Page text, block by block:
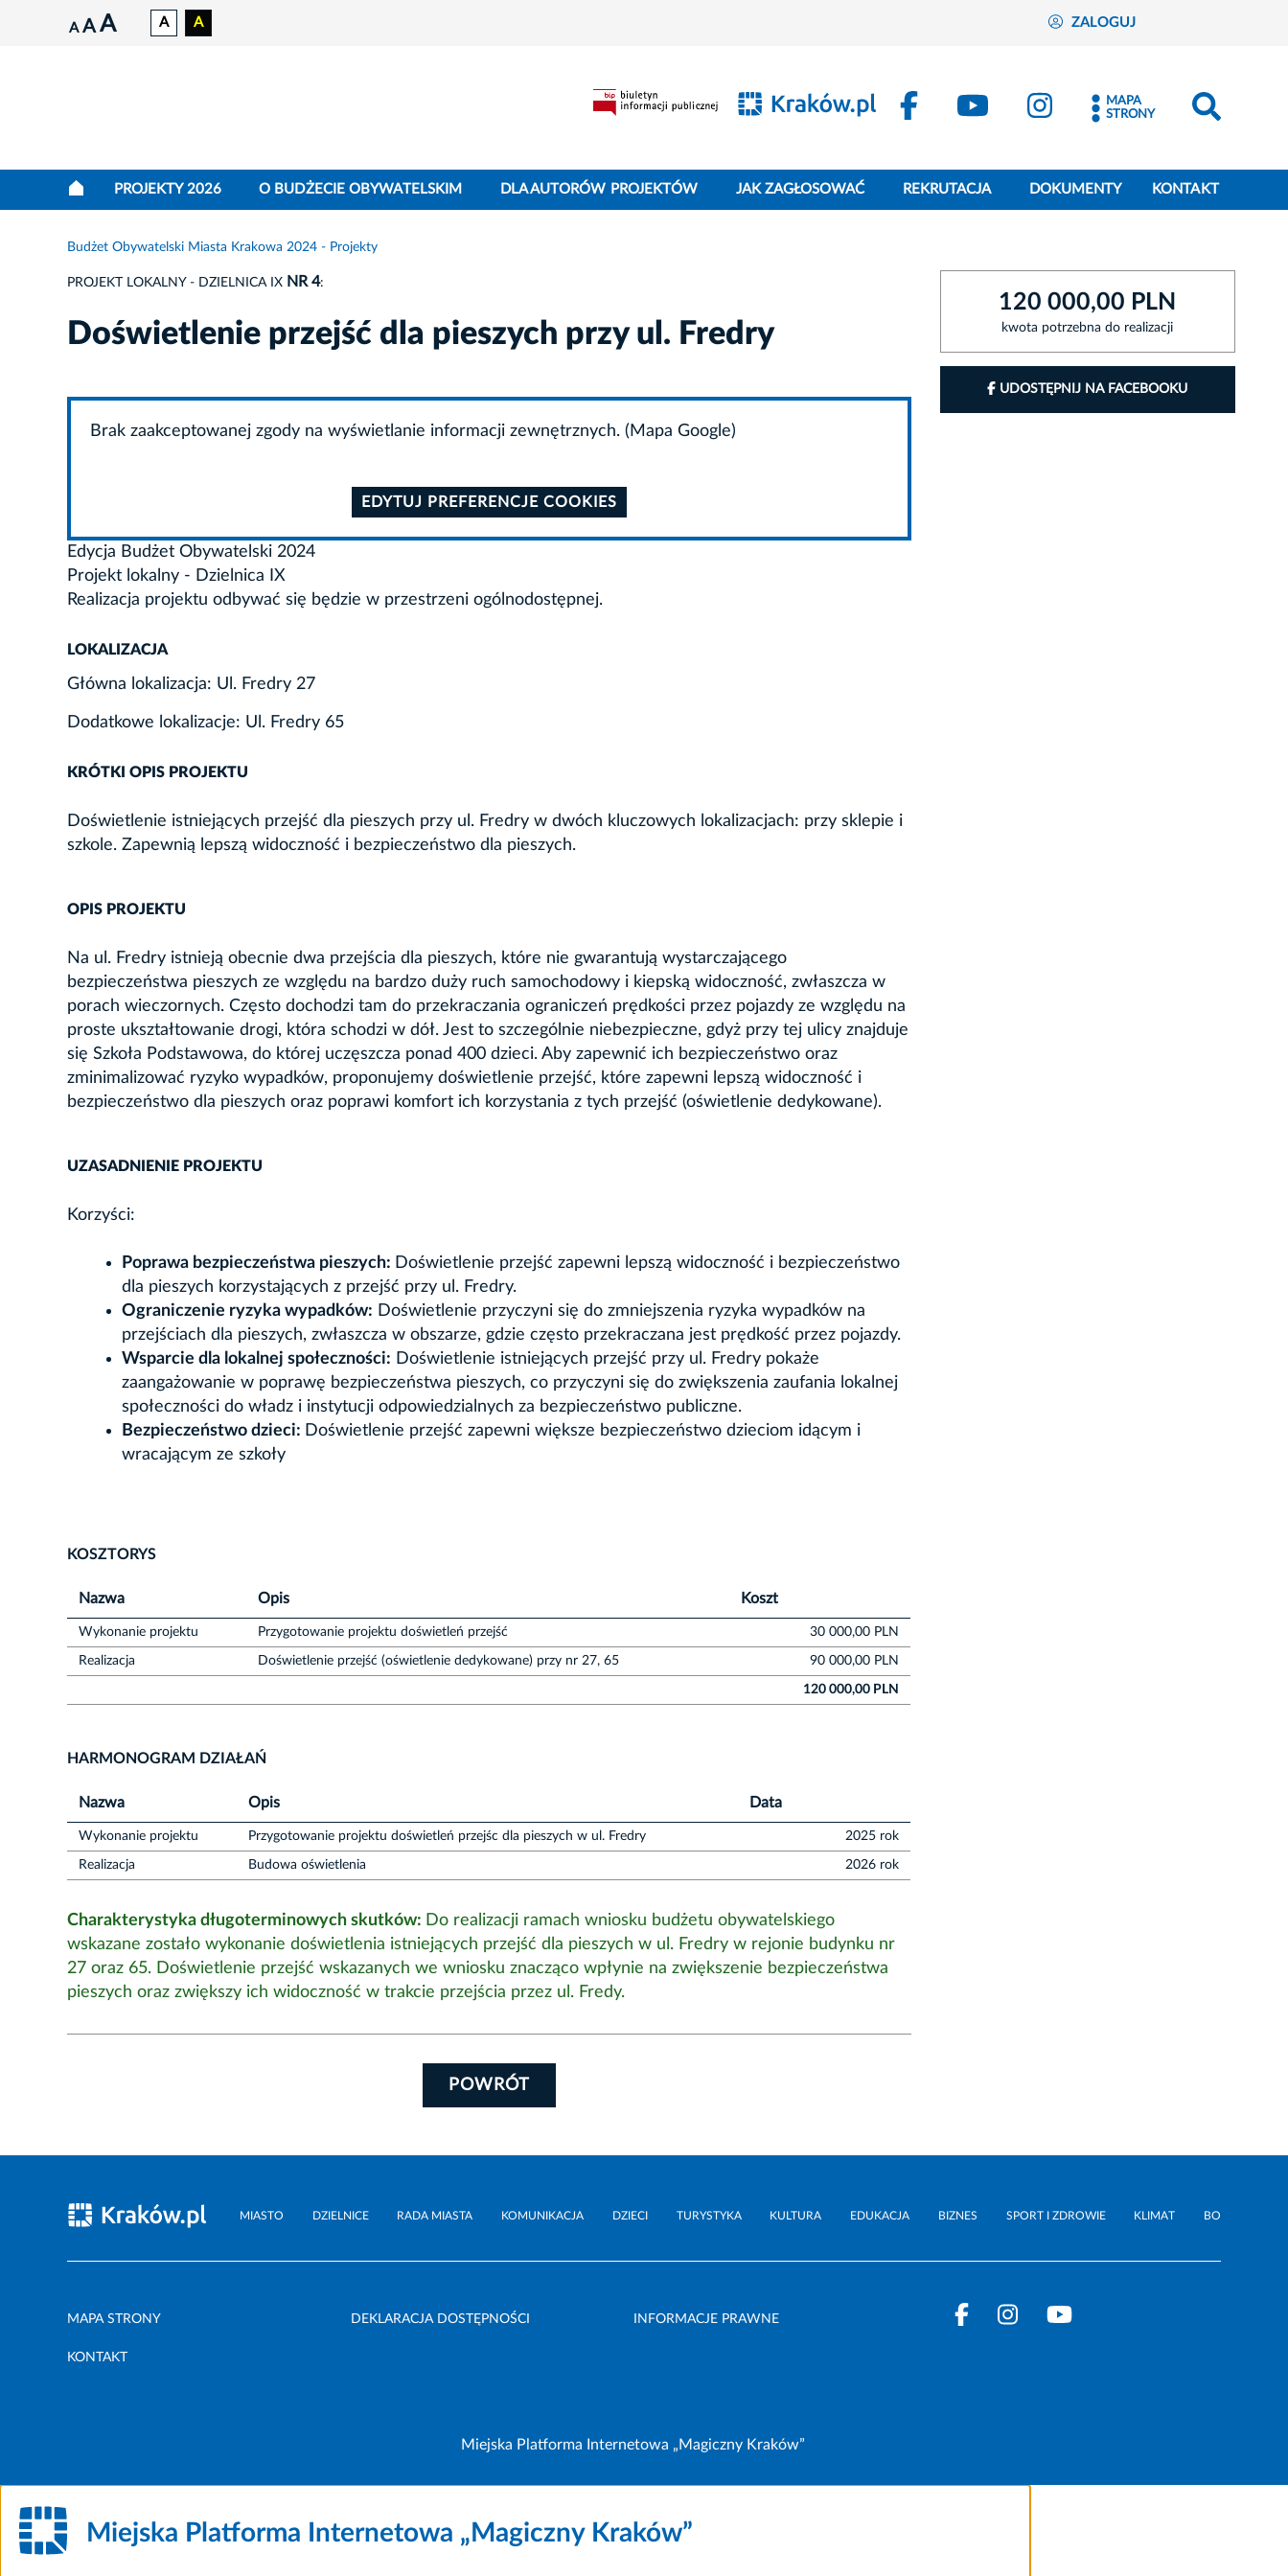
A A A A A ZALOGUJ
MAPA
STRONY
PROJEKTY 2026 O BUDŻECIE OBYWATELSKIM DLA AUTORÓW PROJEKTÓW JAK ZAGŁOSOWAĆ REKRUTACJA DOKUMENTY KONTAKT
Budżet Obywatelski Miasta Krakowa 2024 - Projekty
PROJEKT LOKALNY - DZIELNICA IX NR 4:
Doświetlenie przejść dla pieszych przy ul. Fredry
Brak zaakceptowanej zgody na wyświetlanie informacji zewnętrznych. (Mapa Google)
EDYTUJ PREFERENCJE COOKIES
Edycja Budżet Obywatelski 2024
Projekt lokalny - Dzielnica IX
Realizacja projektu odbywać się będzie w przestrzeni ogólnodostępnej.
LOKALIZACJA
Główna lokalizacja: Ul. Fredry 27
Dodatkowe lokalizacje: Ul. Fredry 65
KRÓTKI OPIS PROJEKTU
Doświetlenie istniejących przejść dla pieszych przy ul. Fredry w dwóch kluczowych lokalizacjach: przy sklepie i
szkole. Zapewnią lepszą widoczność i bezpieczeństwo dla pieszych.
OPIS PROJEKTU
Na ul. Fredry istnieją obecnie dwa przejścia dla pieszych, które nie gwarantują wystarczającego
bezpieczeństwa pieszych ze względu na bardzo duży ruch samochodowy i kiepską widoczność, zwłaszcza w
porach wieczornych. Często dochodzi tam do przekraczania ograniczeń prędkości przez pojazdy ze względu na
proste ukształtowanie drogi, która schodzi w dół. Jest to szczególnie niebezpieczne, gdyż przy tej ulicy znajduje
się Szkoła Podstawowa, do której uczęszcza ponad 400 dzieci. Aby zapewnić ich bezpieczeństwo oraz
zminimalizować ryzyko wypadków, proponujemy doświetlenie przejść, które zapewni lepszą widoczność i
bezpieczeństwo dla pieszych oraz poprawi komfort ich korzystania z tych przejść (oświetlenie dedykowane).
UZASADNIENIE PROJEKTU
Korzyści:
Poprawa bezpieczeństwa pieszych: Doświetlenie przejść zapewni lepszą widoczność i bezpieczeństwo
dla pieszych korzystających z przejść przy ul. Fredry.
Ograniczenie ryzyka wypadków: Doświetlenie przyczyni się do zmniejszenia ryzyka wypadków na
przejściach dla pieszych, zwłaszcza w obszarze, gdzie często przekraczana jest prędkość przez pojazdy.
Wsparcie dla lokalnej społeczności: Doświetlenie istniejących przejść przy ul. Fredry pokaże
zaangażowanie w poprawę bezpieczeństwa pieszych, co przyczyni się do zwiększenia zaufania lokalnej
społeczności do władz i instytucji odpowiedzialnych za bezpieczeństwo publiczne.
Bezpieczeństwo dzieci: Doświetlenie przejść zapewni większe bezpieczeństwo dzieciom idącym i
wracającym ze szkoły
KOSZTORYS
Nazwa Opis Koszt
Wykonanie projektu Przygotowanie projektu doświetleń przejść 30 000,00 PLN
Realizacja Doświetlenie przejść (oświetlenie dedykowane) przy nr 27, 65 90 000,00 PLN
120 000,00 PLN
HARMONOGRAM DZIAŁAŃ
Nazwa Opis Data
Wykonanie projektu Przygotowanie projektu doświetleń przejśc dla pieszych w ul. Fredry 2025 rok
Realizacja Budowa oświetlenia 2026 rok
Charakterystyka długoterminowych skutków: Do realizacji ramach wniosku budżetu obywatelskiego
wskazane zostało wykonanie doświetlenia istniejących przejść dla pieszych w ul. Fredry w rejonie budynku nr
27 oraz 65. Doświetlenie przejść wskazanych we wniosku znacząco wpłynie na zwiększenie bezpieczeństwa
pieszych oraz zwiększy ich widoczność w trakcie przejścia przez ul. Fredy.
POWRÓT
120 000,00 PLN
kwota potrzebna do realizacji
UDOSTĘPNIJ NA FACEBOOKU
MIASTO DZIELNICE RADA MIASTA KOMUNIKACJA DZIECI TURYSTYKA KULTURA EDUKACJA BIZNES SPORT I ZDROWIE KLIMAT BO
MAPA STRONY DEKLARACJA DOSTĘPNOŚCI INFORMACJE PRAWNE
KONTAKT
Miejska Platforma Internetowa „Magiczny Kraków”
Miejska Platforma Internetowa „Magiczny Kraków”